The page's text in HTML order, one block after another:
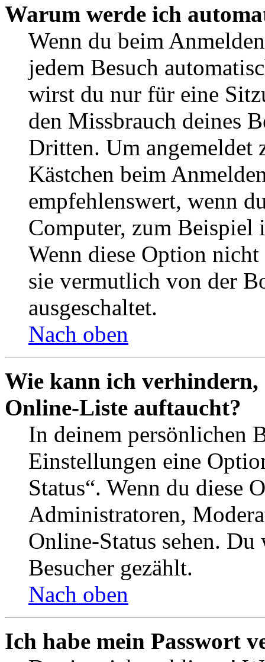
Warum werde ich
Wenn du beim
jedem Besuch
wirst du nur für eine
den Missbrauch deines
Dritten. Um angemeldet
Kästchen beim
empfehlenswert, wenn
Computer, zum Beispiel
Wenn diese Option
sie vermutlich von der
ausgeschaltet.
Nach oben
Wie kann ich verhindern,
Online-Liste auftaucht?
In deinem persönlichen
Einstellungen eine
Status“. Wenn du diese
Administratoren,
Online-Status sehen.
Besucher gezählt.
Nach oben
Ich habe mein Passwort